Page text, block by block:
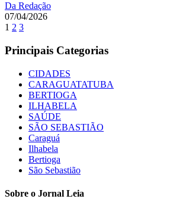
Da Redação
07/04/2026
1 2 3
Principais Categorias
CIDADES
CARAGUATATUBA
BERTIOGA
ILHABELA
SAÚDE
SÃO SEBASTIÃO
Caraguá
Ilhabela
Bertioga
São Sebastião
Sobre o Jornal Leia